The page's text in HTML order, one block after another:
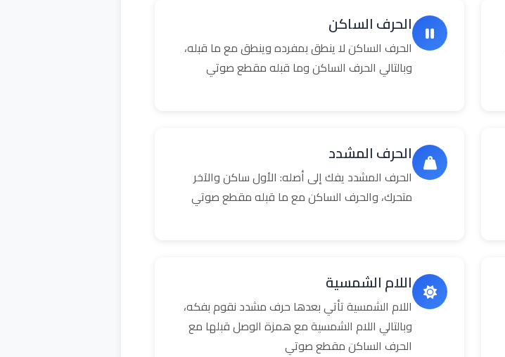
الحرف الساكن
الحرف الساكن لا ينطق بمفرده وينطق مع ما قبله،
وبالتالي الحرف الساكن وما قبله مقطع صوتي
الحرف المشدد
الحرف المشدد يفك إلى أصله: الأول ساكن والآخر
متحرك، والحرف الساكن مع ما قبله مقطع صوتي
اللام الشمسية
اللام الشمسية تأتي بعدها حرف مشدد نقوم بفكه،
وبالتالي اللام الشمسية مع همزة الوصل قبلها مع
الحرف الساكن مقطع صوتي